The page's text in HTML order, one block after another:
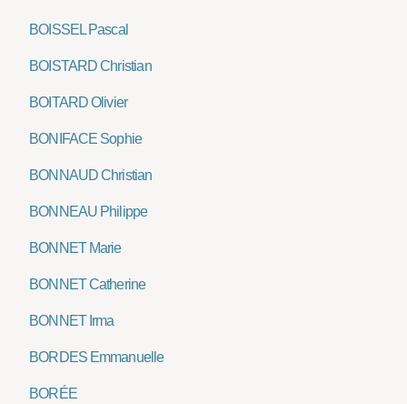
BOISSEL Pascal
BOISTARD Christian
BOITARD Olivier
BONIFACE Sophie
BONNAUD Christian
BONNEAU Philippe
BONNET Marie
BONNET Catherine
BONNET Irma
BORDES Emmanuelle
BORÉE